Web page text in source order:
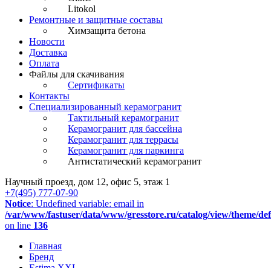
Litokol
Ремонтные и защитные составы
Химзащита бетона
Новости
Доставка
Оплата
Файлы для скачивания
Сертификаты
Контакты
Специализированный керамогранит
Тактильный керамогранит
Керамогранит для бассейна
Керамогранит для террасы
Керамогранит для паркинга
Антистатический керамогранит
Научный проезд, дом 12, офис 5, этаж 1
+7(495) 777-07-90
Notice: Undefined variable: email in
/var/www/fastuser/data/www/gresstore.ru/catalog/view/theme/
on line 136
Главная
Бренд